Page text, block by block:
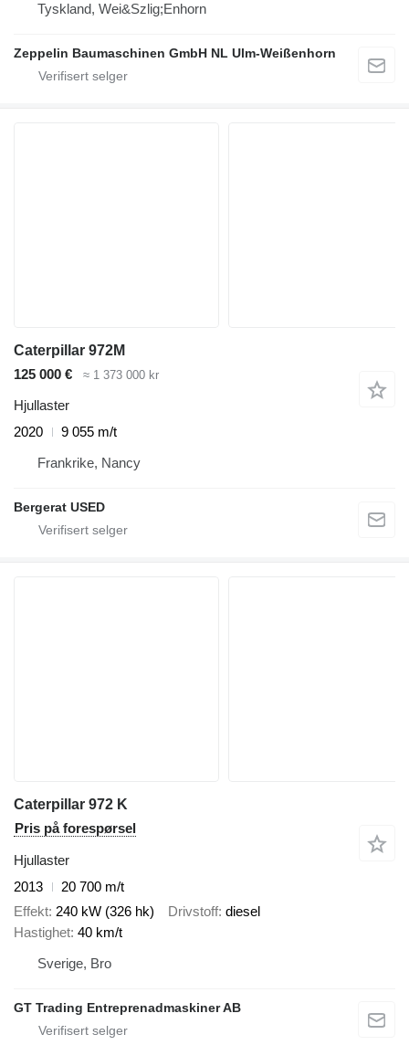
Tyskland, Wei&Szlig;Enhorn
Zeppelin Baumaschinen GmbH NL Ulm-Weißenhorn
Caterpillar 972M
125 000 €
≈ 1 373 000 kr
Hjullaster
2020
9 055 m/t
Frankrike, Nancy
Bergerat USED
Caterpillar 972 K
Pris på forespørsel
Hjullaster
2013
20 700 m/t
Effekt 240 kW (326 hk) Drivstoff diesel
Hastighet 40 km/t
Sverige, Bro
GT Trading Entreprenadmaskiner AB